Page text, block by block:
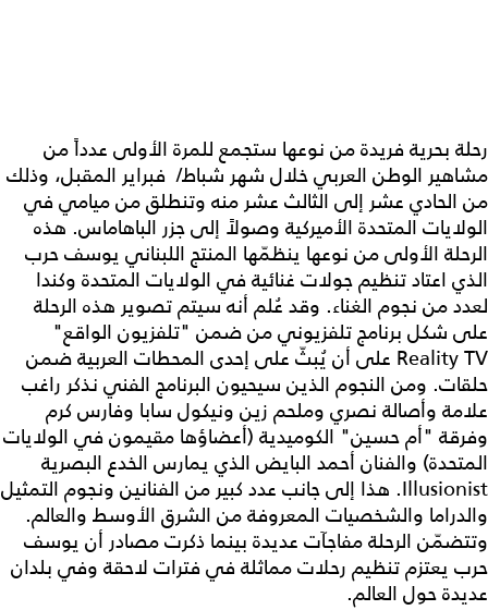
رحلة بحرية فريدة من نوعها ستجمع للمرة الأولى عدداً من
مشاهير الوطن العربي خلال شهر شباط/ فبراير المقبل، وذلك
من الحادي عشر إلى الثالث عشر منه وتنطلق من ميامي في
الولايات المتحدة الأميركية وصولاً إلى جزر الباهاماس. هذه
الرحلة الأولى من نوعها ينظمّها المنتج اللبناني يوسف حرب
الذي اعتاد تنظيم جولات غنائية في الولايات المتحدة وكندا
لعدد من نجوم الغناء. وقد عُلم أنه سيتم تصوير هذه الرحلة
على شكل برنامج تلفزيوني من ضمن "تلفزيون الواقع"
Reality TV على أن يُبثّ على إحدى المحطات العربية ضمن
حلقات. ومن النجوم الذين سيحيون البرنامج الفني نذكر راغب
علامة وأصالة نصري وملحم زين ونيكول سابا وفارس كرم
وفرقة "أم حسين" الكوميدية (أعضاؤها مقيمون في الولايات
المتحدة) والفنان أحمد البايض الذي يمارس الخدع البصرية
Illusionist. هذا إلى جانب عدد كبير من الفنانين ونجوم التمثيل
والدراما والشخصيات المعروفة من الشرق الأوسط والعالم.
وتتضمّن الرحلة مفاجآت عديدة بينما ذكرت مصادر أن يوسف
حرب يعتزم تنظيم رحلات مماثلة في فترات لاحقة وفي بلدان
عديدة حول العالم.